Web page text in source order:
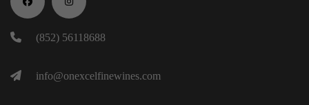
(852) 56118688
info@onexcelfinewines.com